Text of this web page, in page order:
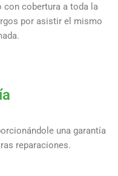
cobertura a toda la
por asistir el mismo
una garantía
reparaciones.